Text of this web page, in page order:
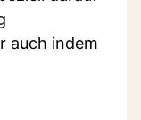
auch indem